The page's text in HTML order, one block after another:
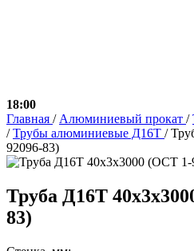
18:00
Главная / Алюминиевый прокат /
/ Трубы алюминиевые Д16Т /
92096-83)
Труба Д16Т
83)